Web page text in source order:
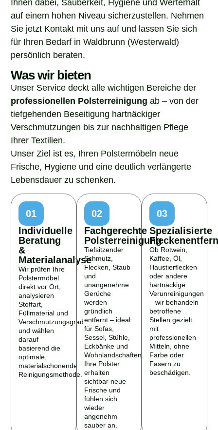
Ihnen dabei, Sauberkeit, Hygiene und Werterhalt
auf einem hohen Niveau sicherzustellen. Nehmen
Sie jetzt Kontakt mit uns auf und lassen Sie sich
für Ihren Bedarf in Waldbrunn (Westerwald)
persönlich beraten.
Was wir bieten
Unser Service deckt alle wichtigen Bereiche der
professionellen Polsterreinigung ab – von der
tiefgehenden Beseitigung hartnäckiger
Verschmutzungen bis zur nachhaltigen Pflege
Ihrer Textilien.
Unser Ziel ist es, Ihren Polstermöbeln neue
Frische, Hygiene und eine deutlich verlängerte
Lebensdauer zu schenken.
01
Individuelle
Beratung
&
Materialanalyse
Wir prüfen Ihre
Polstermöbel
direkt vor Ort,
analysieren
Stoffart,
Füllmaterial und
Verschmutzungsgrad
und wählen
darauf
basierend die
optimale,
materialschonende
Reinigungsmethode.
02
Fachgerechte
Polsterreinigung
Tiefsitzender
Schmutz,
Flecken, Staub
und
unangenehme
Gerüche
werden
gründlich
entfernt – ideal
für Sofas,
Sessel, Stühle,
Eckbänke und
Wohnlandschaften.
Ihre Polster
erhalten
sichtbar neue
Frische und
fühlen sich
wieder
angenehm
sauber an.
03
Spezialisierte
Ob Rotwein,
Kaffee, Öl,
Haustierflecken
oder andere
hartnäckige
Verunreinigungen
– wir behandeln
betroffene
Stellen gezielt
mit
professionellen
Mitteln, ohne
Farbe oder
Fasern zu
beschädigen.